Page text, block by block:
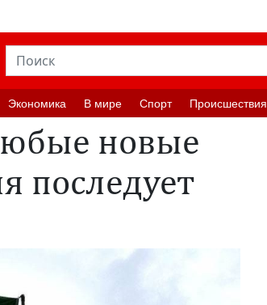
Экономика В мире Спорт Происшествия
новые
последует